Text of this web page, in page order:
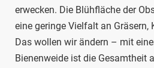
erwecken. Die Blühfläche der
eine geringe Vielfalt an Gräsern,
Das wollen wir ändern – mit
Bienenweide ist die Gesamtheit